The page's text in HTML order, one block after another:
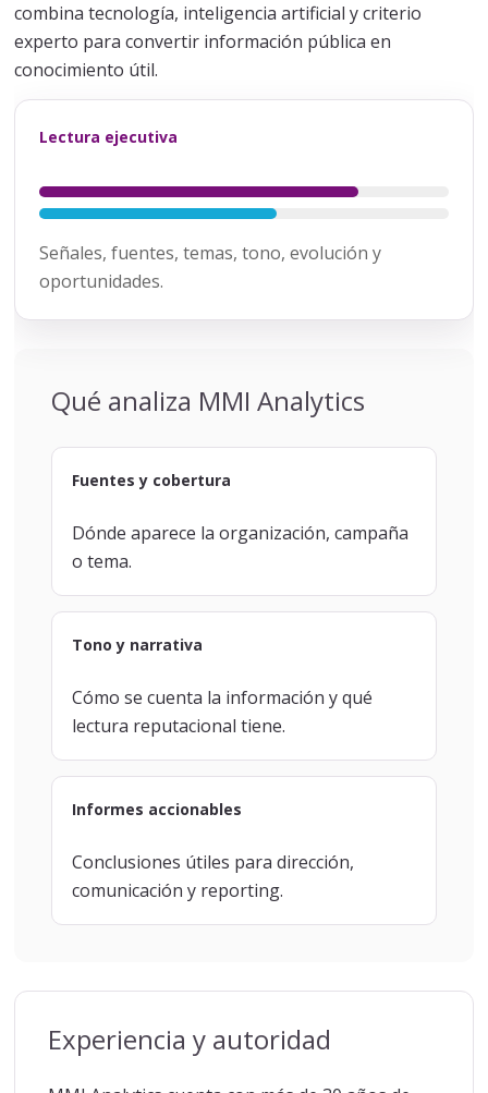
combina tecnología, inteligencia artificial y criterio
experto para convertir información pública en
conocimiento útil.
Lectura ejecutiva
Señales, fuentes, temas, tono, evolución y
oportunidades.
Qué analiza MMI Analytics
Fuentes y cobertura
Dónde aparece la organización, campaña
o tema.
Tono y narrativa
Cómo se cuenta la información y qué
lectura reputacional tiene.
Informes accionables
Conclusiones útiles para dirección,
comunicación y reporting.
Experiencia y autoridad